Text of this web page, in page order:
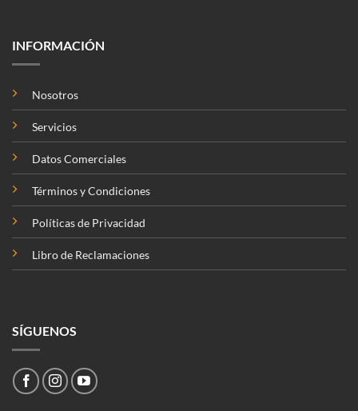
INFORMACIÓN
Nosotros
Servicios
Datos Comerciales
Términos y Condiciones
Políticas de Privacidad
Libro de Reclamaciones
SÍGUENOS